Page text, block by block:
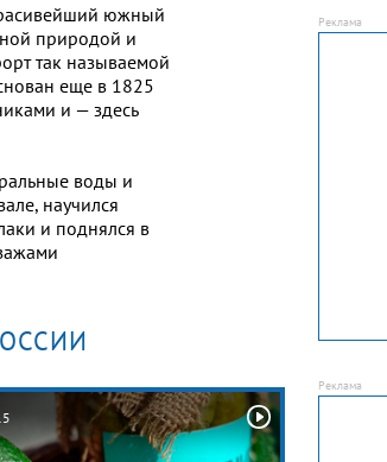
южный
природой и
так называемой
еще в 1825
и — здесь
воды и
научился
и поднялся в